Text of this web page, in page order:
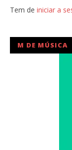
Tem de iniciar a
M DE MÚSICA